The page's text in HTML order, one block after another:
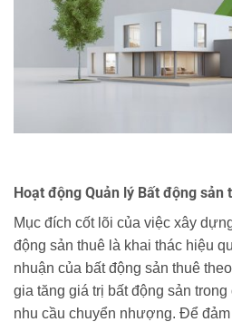
Hoạt động Quản lý Bất động sản
Mục đích cốt lõi của việc xây
động sản thuê là khai thác hiệu
nhuận của bất động sản thuê
gia tăng giá trị bất động sản
nhu cầu chuyển nhượng. Để